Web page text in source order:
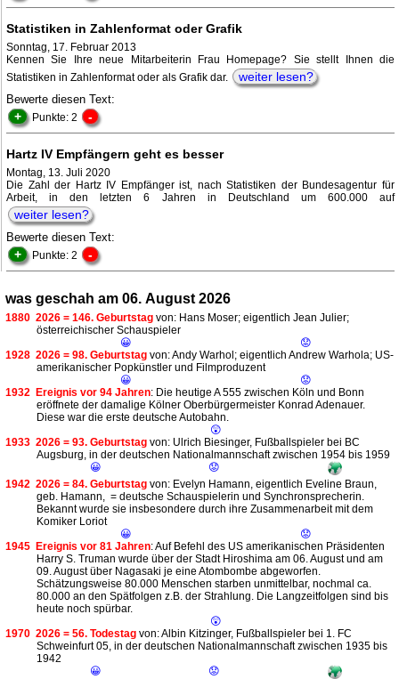
Statistiken in Zahlenformat oder Grafik
Sonntag, 17. Februar 2013
Kennen Sie Ihre neue Mitarbeiterin Frau Homepage? Sie stellt Ihnen die
Statistiken in Zahlenformat oder als Grafik dar.
weiter lesen?
Bewerte diesen Text:
+ Punkte: 2 -
Hartz IV Empfängern geht es besser
Montag, 13. Juli 2020
Die Zahl der Hartz IV Empfänger ist, nach Statistiken der Bundesagentur für
Arbeit, in den letzten 6 Jahren in Deutschland um 600.000 auf
weiter lesen?
Bewerte diesen Text:
+ Punkte: 2 -
was geschah am 06. August 2026
1880 2026 = 146. Geburtstag von: Hans Moser; eigentlich Jean Julier;
österreichischer Schauspieler
😀
😟
1928 2026 = 98. Geburtstag von: Andy Warhol; eigentlich Andrew Warhola; US-
amerikanischer Popkünstler und Filmproduzent
😀
😟
1932 Ereignis vor 94 Jahren: Die heutige A 555 zwischen Köln und Bonn
eröffnete der damalige Kölner Oberbürgermeister Konrad Adenauer.
Diese war die erste deutsche Autobahn.
😲
1933 2026 = 93. Geburtstag von: Ulrich Biesinger, Fußballspieler bei BC
Augsburg, in der deutschen Nationalmannschaft zwischen 1954 bis 1959
😀
😟
1942 2026 = 84. Geburtstag von: Evelyn Hamann, eigentlich Eveline Braun,
geb. Hamann, = deutsche Schauspielerin und Synchronsprecherin.
Bekannt wurde sie insbesondere durch ihre Zusammenarbeit mit dem
Komiker Loriot
😀
😟
1945 Ereignis vor 81 Jahren: Auf Befehl des US amerikanischen Präsidenten
Harry S. Truman wurde über der Stadt Hiroshima am 06. August und am
09. August über Nagasaki je eine Atombombe abgeworfen.
Schätzungsweise 80.000 Menschen starben unmittelbar, nochmal ca.
80.000 an den Spätfolgen z.B. der Strahlung. Die Langzeitfolgen sind bis
heute noch spürbar.
😲
1970 2026 = 56. Todestag von: Albin Kitzinger, Fußballspieler bei 1. FC
Schweinfurt 05, in der deutschen Nationalmannschaft zwischen 1935 bis
1942
😀
😟